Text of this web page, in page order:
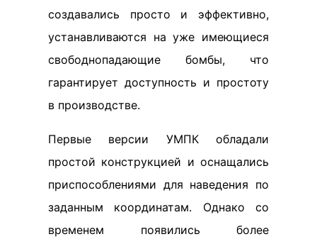
создавались просто и эффективно,
устанавливаются на уже имеющиеся
свободнопадающие бомбы, что
гарантирует доступность и простоту
в производстве.
Первые версии УМПК обладали
простой конструкцией и оснащались
приспособлениями для наведения по
заданным координатам. Однако со
временем появились более